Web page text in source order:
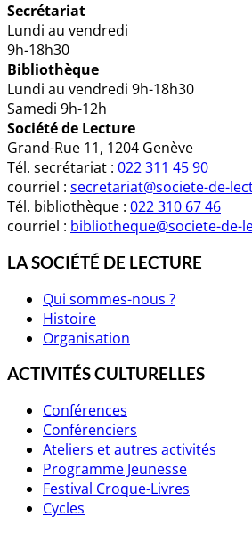
Secrétariat
Lundi au vendredi
9h-18h30
Bibliothèque
Lundi au vendredi 9h-18h30
Samedi 9h-12h
Société de Lecture
Grand-Rue 11, 1204 Genève
Tél. secrétariat : 022 311 45 90
courriel : secretariat@societe-de-
Tél. bibliothèque : 022 310 67 46
courriel : bibliotheque@societe-de-
LA SOCIÉTÉ DE LECTURE
Qui sommes-nous ?
Histoire
Organisation
ACTIVITÉS CULTURELLES
Conférences
Conférenciers
Ateliers et autres activités
Programme Jeunesse
Festival Croque-Livres
Cycles